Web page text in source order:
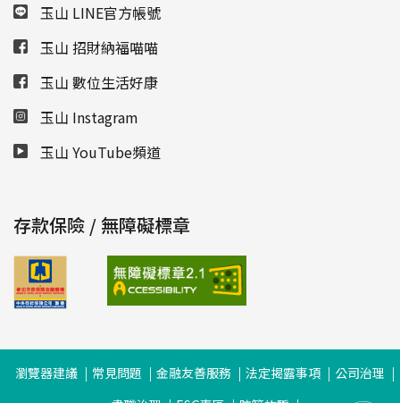
玉山 LINE官方帳號
玉山 招財納福喵喵
玉山 數位生活好康
玉山 Instagram
玉山 YouTube頻道
存款保險 / 無障礙標章
瀏覽器建議 常見問題 金融友善服務 法定揭露事項
公司治理